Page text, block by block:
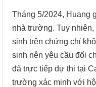
Tháng 5/2024, Huang
nhà trường. Tuy
sinh trên chứng chỉ
sinh nên yêu cầu đối
đã trực tiếp dự thi tại
trường xác minh với